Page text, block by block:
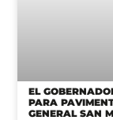
EL
PARA
GENERAL SAN